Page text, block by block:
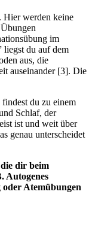
Hier werden keine
im
liegst du auf dem
aus, die
auseinander [3]. Die
du zu einem
Schlaf, der
ist und weit über
genau unterscheidet
dir beim
Autogenes
Atemübungen